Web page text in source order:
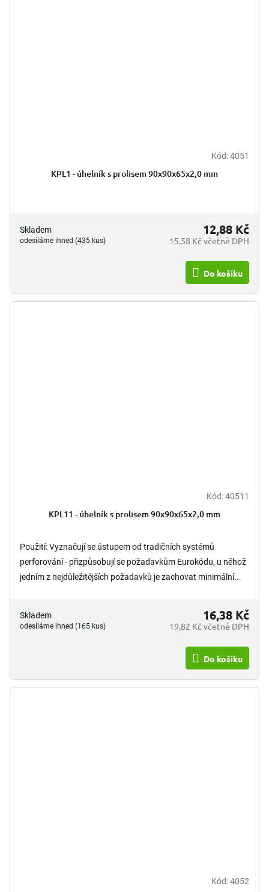
hodnocení
5
hvězdiček.
Kód:4051
KPL1 - úhelník s prolisem 90x90x65x2,0 mm
Skladem
odesíláme ihned (435 kus) 15,58 Kč včetně DPH
12,88 Kč
Do košíku
Kód:40511
KPL11 - úhelník s prolisem 90x90x65x2,0 mm
Použití: Vyznačují se ústupem od tradičních systémů
perforování - přizpůsobují se požadavkům Eurokódu, u něhož
jedním z nejdůležitějších požadavků je zachovat minimální...
Skladem
odesíláme ihned (165 kus) 19,82 Kč včetně DPH
16,38 Kč
Do košíku
Kód:4052